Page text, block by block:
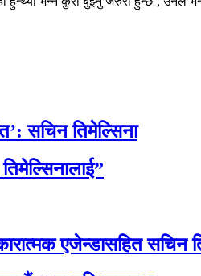
सचिन तिमेल्सिना
एजेन्डासहित सचिन